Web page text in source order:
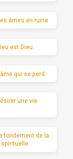
âmes en ruine
est Dieu
qui se perd
une vie
fondement de la